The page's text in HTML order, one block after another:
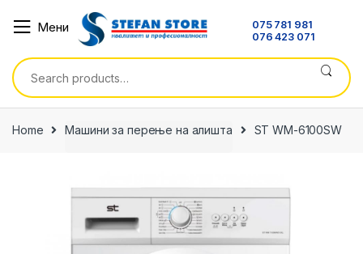
Мени
075 781 981
076 423 071
Search
for:
Home Машини за перење на алишта ST WM-6100SW